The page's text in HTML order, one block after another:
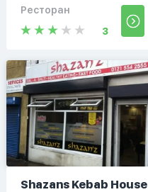
Ресторан
3
Shazans Kebab House